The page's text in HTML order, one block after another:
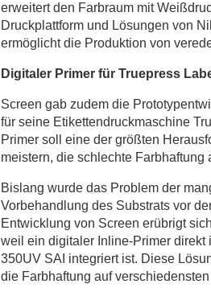
erweitert den Farbraum mit
Druckplattform und Lösungen von
ermöglicht die Produktion von
Digitaler Primer für Truepress
Screen gab zudem die
für seine Etikettendruckmaschine
Primer soll eine der größten
meistern, die schlechte Farbhaftung
Bislang wurde das Problem der
Vorbehandlung des Substrats vor
Entwicklung von Screen erübrigt
weil ein digitaler Inline-Primer direkt
350UV SAI integriert ist. Diese
die Farbhaftung auf